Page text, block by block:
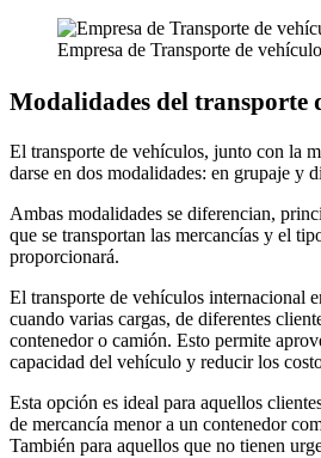
Empresa de Transporte de
Modalidades del transporte
El transporte de vehículos, junto con la
darse en dos modalidades: en grupaje y
Ambas modalidades se diferencian,
que se transportan las mercancías y el
proporcionará.
El transporte de vehículos internacional
cuando varias cargas, de diferentes
contenedor o camión. Esto permite
capacidad del vehículo y reducir los
Esta opción es ideal para aquellos
de mercancía menor a un contenedor
También para aquellos que no tienen